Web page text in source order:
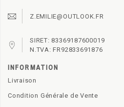
Z.EMILIE@OUTLOOK.FR
SIRET: 83369187600019
N.TVA: FR92833691876
INFORMATION
Livraison
Condition Générale de Vente